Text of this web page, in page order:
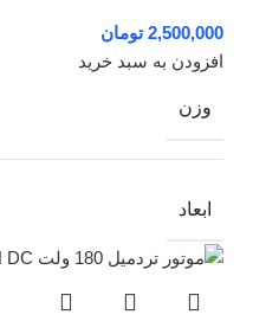
تومان
افزودن به سبد خرید
وزن
ابعاد